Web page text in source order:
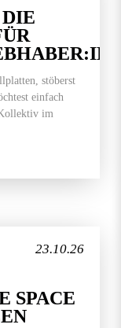
stöberst
einfach
im
23.10.26
SPACE